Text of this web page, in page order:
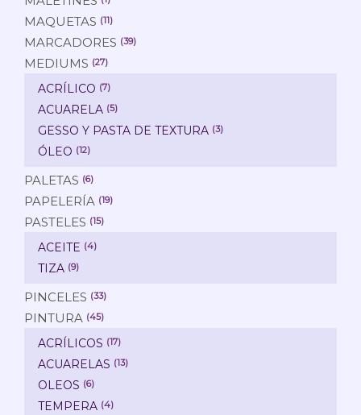
MAQUETAS (11)
MARCADORES (39)
MEDIUMS (27)
ACRÍLICO (7)
ACUARELA (5)
GESSO Y PASTA DE TEXTURA (3)
ÓLEO (12)
PALETAS (6)
PAPELERÍA (19)
PASTELES (15)
ACEITE (4)
TIZA (9)
PINCELES (33)
PINTURA (45)
ACRÍLICOS (17)
ACUARELAS (13)
OLEOS (6)
TEMPERA (4)